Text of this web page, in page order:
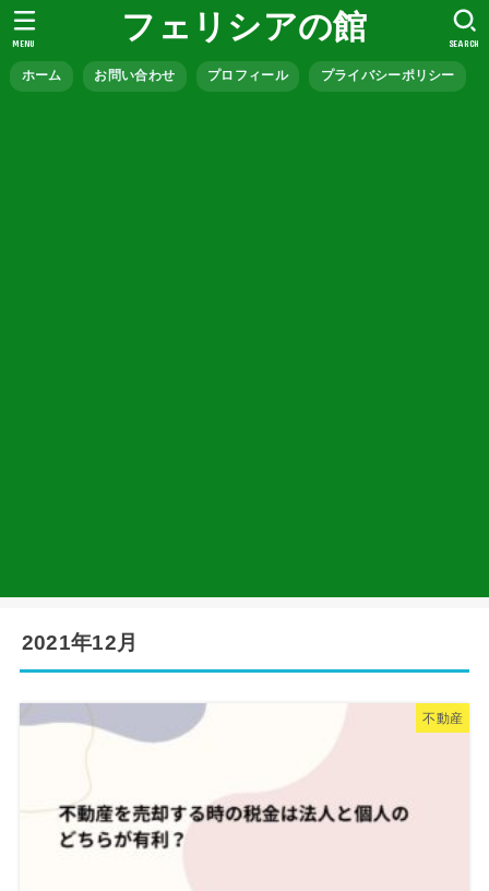
フェリシアの館
ホーム お問い合わせ プロフィール プライバシーポリシー
SEARCH
MENU
2021年12月
不動産